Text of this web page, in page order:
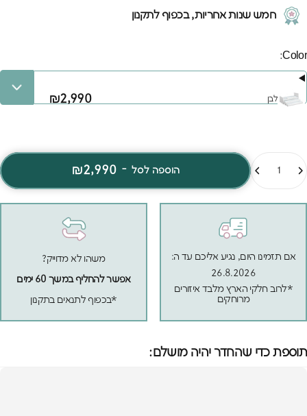
דוחפים אותן בקלות פנימה.
חמש שנות אחריות, בכפוף לתקנון
Color
Color:
לבן ₪2,990
הוספה לסל -
₪2,990
אם תזמינו היום, נגיע אליכם עד ה:
26.8.2026
*לרוב חלקי הארץ מלבד איזורים
מרוחקים
משהו לא מדוייק?
אפשר להחליף במשך 60 ימים
*בכפוף לתנאים בתקנון
תוספת כדי שהחדר יהיה מושלם: